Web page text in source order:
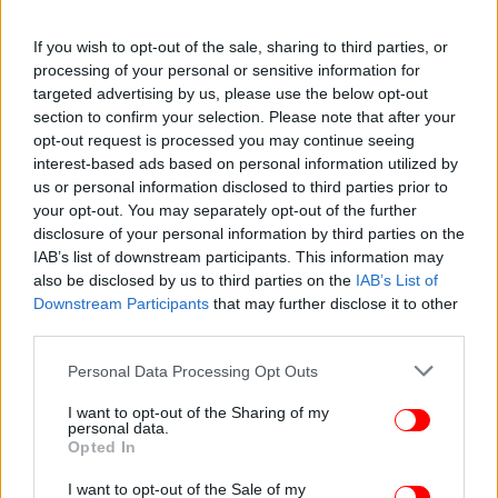
If you wish to opt-out of the sale, sharing to third parties, or
processing of your personal or sensitive information for
targeted advertising by us, please use the below opt-out
section to confirm your selection. Please note that after your
opt-out request is processed you may continue seeing
interest-based ads based on personal information utilized by
us or personal information disclosed to third parties prior to
your opt-out. You may separately opt-out of the further
disclosure of your personal information by third parties on the
IAB’s list of downstream participants. This information may
also be disclosed by us to third parties on the IAB’s List of
Downstream Participants that may further disclose it to other
Please note that this website/app uses one or more Google
not limited to your visit or usage behaviour. You may click to
grant or deny consent to Google and its third-party tags to
use your data for below specified purposes in below Google
consent section.
Personal Data Processing Opt Outs
I want to opt-out of the Sharing of my
personal data.
Opted In
I want to opt-out of the Sale of my
επιχειρήσει να εκφράσει τον χώρο, σε μια συγκυρία
όπου η περίοδος στασιμότητας φαίνεται να
ολοκληρώνεται και ένα νέο, πιο ρευστό και
απρόβλεπτο πολιτικό τοπίο βρίσκεται ήδη σε
διαμόρφωση.